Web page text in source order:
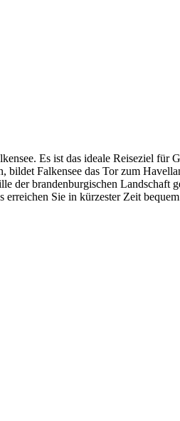
Es ist das ideale Reiseziel für
Falkensee das Tor zum
der brandenburgischen Landschaft
Sie in kürzester Zeit